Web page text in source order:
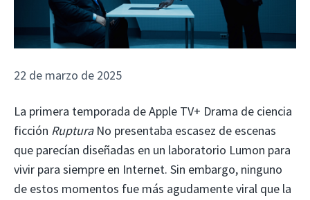
22 de marzo de 2025
La primera temporada de Apple TV+ Drama de ciencia
ficción RupturaNo presentaba escasez de escenas
que parecían diseñadas en un laboratorio Lumon para
vivir para siempre en Internet. Sin embargo, ninguno
de estos momentos fue más agudamente viral que la